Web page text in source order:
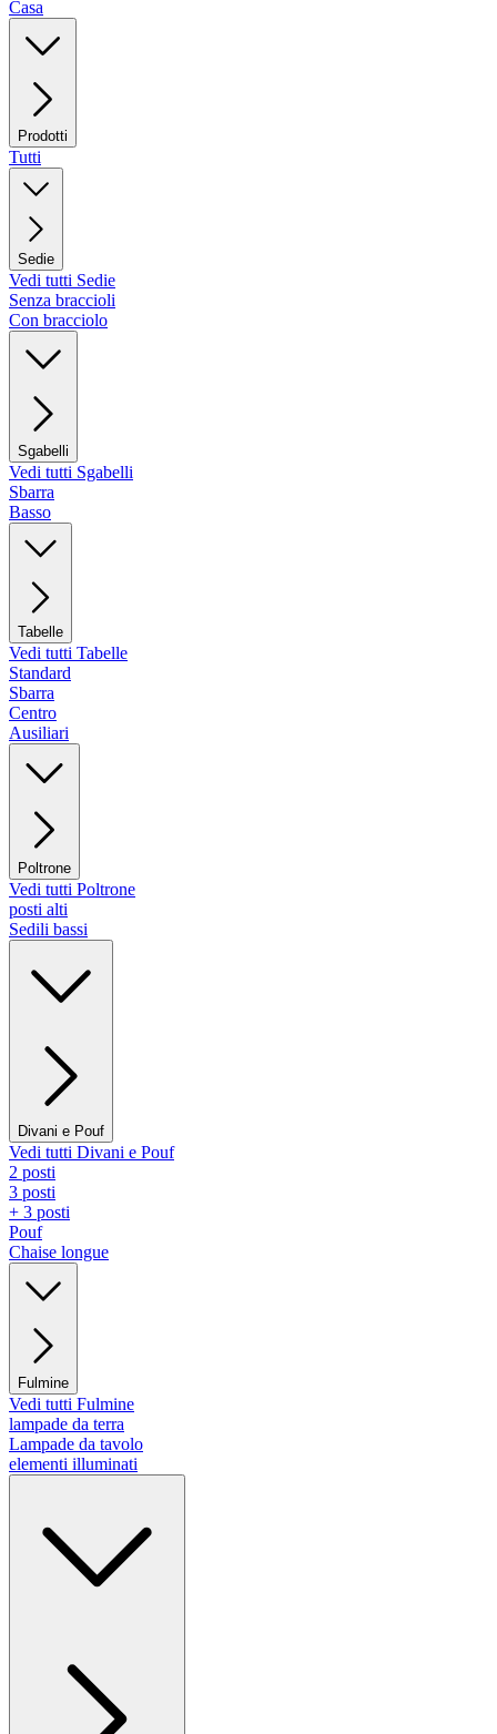
Casa
Prodotti
Tutti
Sedie
Vedi tutti Sedie
Senza braccioli
Con bracciolo
Sgabelli
Vedi tutti Sgabelli
Sbarra
Basso
Tabelle
Vedi tutti Tabelle
Standard
Sbarra
Centro
Ausiliari
Poltrone
Vedi tutti Poltrone
posti alti
Sedili bassi
Divani e Pouf
Vedi tutti Divani e Pouf
2 posti
3 posti
+ 3 posti
Pouf
Chaise longue
Fulmine
Vedi tutti Fulmine
lampade da terra
Lampade da tavolo
elementi illuminati